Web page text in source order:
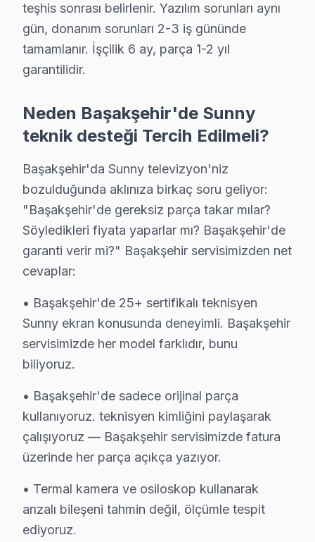
Başakşehir Diğer Marka Servisleri
· Başakşehir Sony
· Başakşehir Philips
· Başakşehir Samsung
· Başakşehir LG
· Başakşehir Panasonic
· Başakşehir Toshiba
Başakşehir'de Sunny TV Servisi Hakkında
Sunny Televizyon Tamiri
✓ 15+ Yıl Deneyim
✓ Yazılı Garanti Belgesi
✓ Orijinal Yedek Parça
✓ Ücretsiz Arıza Tespiti
Başakşehir Mahallelerinde Sunny Servis:
Başakşehir, İstanbul'un hızla gelişen ve modern bir
teşhis sonrası belirlenir. Yazılım sorunları aynı
gün, donanım sorunları 2-3 iş gününde
tamamlanır. İşçilik 6 ay, parça 1-2 yıl
garantilidir.
Neden Başakşehir'de Sunny
teknik desteği Tercih Edilmeli?
Başakşehir'da Sunny televizyon'niz
bozulduğunda aklınıza birkaç soru geliyor:
"Başakşehir'de gereksiz parça takar mılar?
Söyledikleri fiyata yaparlar mı? Başakşehir'de
garanti verir mi?" Başakşehir servisimizden net
cevaplar:
• Başakşehir'de 25+ sertifikalı teknisyen
Sunny ekran konusunda deneyimli. Başakşehir
servisimizde her model farklıdır, bunu
biliyoruz.
• Başakşehir'de sadece orijinal parça
kullanıyoruz. teknisyen kimliğini paylaşarak
çalışıyoruz — Başakşehir servisimizde fatura
üzerinde her parça açıkça yazıyor.
• Termal kamera ve osiloskop kullanarak
arızalı bileşeni tahmin değil, ölçümle tespit
ediyoruz.